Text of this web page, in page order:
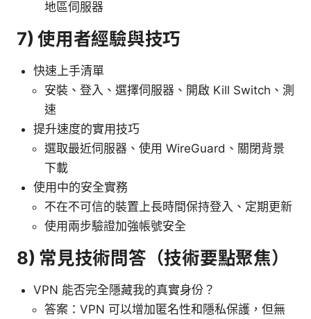
地區伺服器
7) 使用者經驗與技巧
快速上手清單
安裝、登入、選擇伺服器、開啟 Kill Switch、測
速
提升速度的實用技巧
選取最近伺服器、使用 WireGuard、關閉背景
下載
使用中的安全實務
不在不可信的裝置上長時間保持登入、定期更新
使用兩步驗證加強帳號安全
8) 常見技術問答（技術要點聚焦）
VPN 能否完全隱藏我的真實身份？
答案：VPN 可以增加匿名性和隱私保護，但無